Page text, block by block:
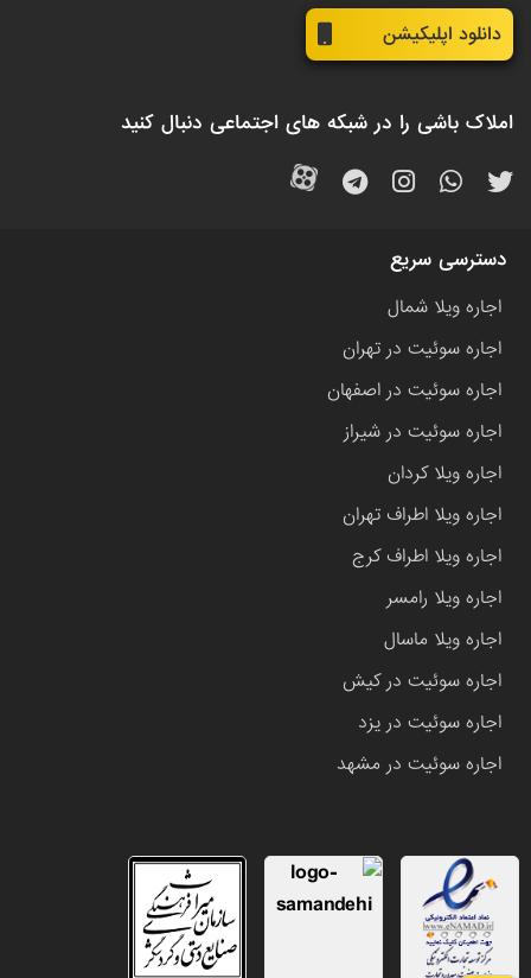
دانلود اپلیکیشن
املاک باشی را در شبکه های اجتماعی دنبال کنید
دسترسی سریع
اجاره ویلا شمال
اجاره سوئیت در تهران
اجاره سوئیت در اصفهان
اجاره سوئیت در شیراز
اجاره ویلا کردان
اجاره ویلا اطراف تهران
اجاره ویلا اطراف کرج
اجاره ویلا رامسر
اجاره ویلا ماسال
اجاره سوئیت در کیش
اجاره سوئیت در یزد
اجاره سوئیت در مشهد